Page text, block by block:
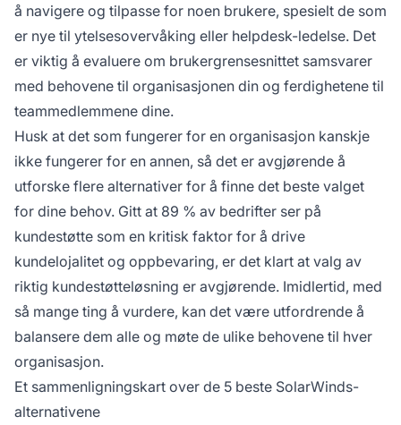
å navigere og tilpasse for noen brukere, spesielt de som
er nye til ytelsesovervåking eller helpdesk-ledelse. Det
er viktig å evaluere om brukergrensesnittet samsvarer
med behovene til organisasjonen din og ferdighetene til
teammedlemmene dine.
Husk at det som fungerer for en organisasjon kanskje
ikke fungerer for en annen, så det er avgjørende å
utforske flere alternativer for å finne det beste valget
for dine behov. Gitt at 89 % av bedrifter ser på
kundestøtte som en kritisk faktor for å drive
kundelojalitet og oppbevaring, er det klart at valg av
riktig kundestøtteløsning er avgjørende. Imidlertid, med
så mange ting å vurdere, kan det være utfordrende å
balansere dem alle og møte de ulike behovene til hver
organisasjon.
Et sammenligningskart over de 5 beste SolarWinds-
alternativene